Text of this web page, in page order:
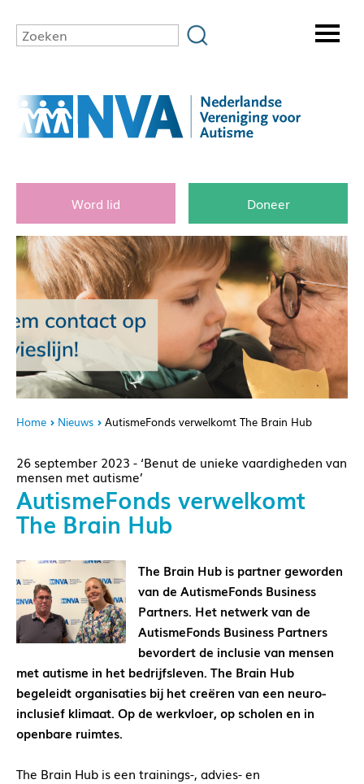
Word lid Doneer
Home Nieuws AutismeFonds verwelkomt The Brain Hub
26 september 2023 - ‘Benut de unieke vaardigheden van
mensen met autisme’
AutismeFonds verwelkomt
The Brain Hub
The Brain Hub is partner geworden
van de AutismeFonds Business
Partners. Het netwerk van de
AutismeFonds Business Partners
bevordert de inclusie van mensen
met autisme in het bedrijfsleven. The Brain Hub
begeleidt organisaties bij het creëren van een neuro-
inclusief klimaat. Op de werkvloer, op scholen en in
openbare ruimtes.
The Brain Hub is een trainings-, advies- en